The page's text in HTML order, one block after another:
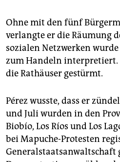
Ohne mit den fünf
verlangte er die Räumung
sozialen Netzwerken
zum Handeln interpretiert.
die Rathäuser gestürmt.
Pérez wusste, dass er
und Juli wurden in den
Biobío, Los Ríos und Los
bei Mapuche-Protesten
Generalstaatsanwaltschaft